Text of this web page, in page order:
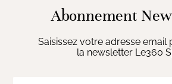
Abonnement
Saisissez votre adresse email
la newsletter Le360